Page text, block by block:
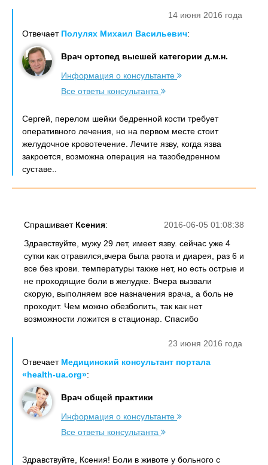
14 июня 2016 года
Отвечает Полулях Михаил Васильевич:
Врач ортопед высшей категории д.м.н.
Информация о консультанте
Все ответы консультанта
Сергей, перелом шейки бедренной кости требует
оперативного лечения, но на первом месте стоит
желудочное кровотечение. Лечите язву, когда язва
закроется, возможна операция на тазобедренном
суставе..
2016-06-05 01:08:38
Спрашивает Ксения:
Здравствуйте, мужу 29 лет, имеет язву. сейчас уже 4
сутки как отравился,вчера была рвота и диарея, раз 6 и
все без крови. температуры также нет, но есть острые и
не проходящие боли в желудке. Вчера вызвали
скорую, выполняем все назначения врача, а боль не
проходит. Чем можно обезболить, так как нет
возможности ложится в стационар. Спасибо
23 июня 2016 года
Отвечает Медицинский консультант портала
«health-ua.org»:
Врач общей практики
Информация о консультанте
Все ответы консультанта
Здравствуйте, Ксения! Боли в животе у больного с